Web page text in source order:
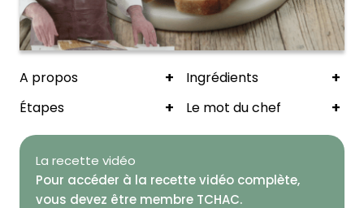
A propos + Ingrédients +
Étapes + Le mot du chef +
La recette vidéo
Pour accéder à la recette vidéo complète,
vous devez être membre TCHAC.